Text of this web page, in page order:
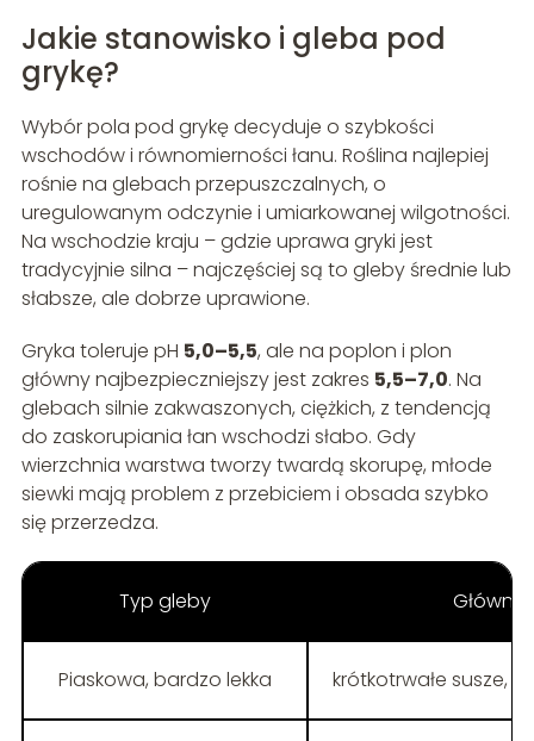
Jakie stanowisko i gleba pod
grykę?
Wybór pola pod grykę decyduje o szybkości
wschodów i równomierności łanu. Roślina najlepiej
rośnie na glebach przepuszczalnych, o
uregulowanym odczynie i umiarkowanej wilgotności.
Na wschodzie kraju – gdzie uprawa gryki jest
tradycyjnie silna – najczęściej są to gleby średnie lub
słabsze, ale dobrze uprawione.
Gryka toleruje pH 5,0–5,5, ale na poplon i plon
główny najbezpieczniejszy jest zakres 5,5–7,0. Na
glebach silnie zakwaszonych, ciężkich, z tendencją
do zaskorupiania łan wschodzi słabo. Gdy
wierzchnia warstwa tworzy twardą skorupę, młode
siewki mają problem z przebiciem i obsada szybko
się przerzedza.
Typ gleby Główne
Piaskowa, bardzo lekka krótkotrwałe susze,